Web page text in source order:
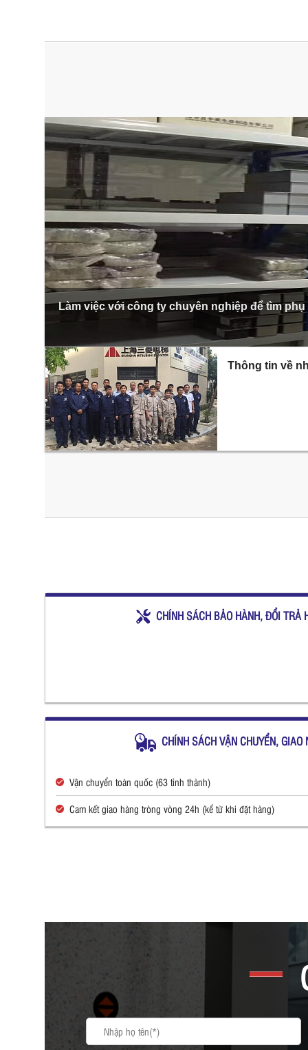
Làm việc với công ty chuyên nghiệp để tìm
Thông tin về
CHÍNH SÁCH BẢO HÀNH, ĐỔI TRẢ
CHÍNH SÁCH VẬN CHUYỂN, GIAO
Vận chuyển toàn quốc (63 tỉnh thành)
Cam kết giao hàng tròng vòng 24h (kể từ khi đặt hàng)